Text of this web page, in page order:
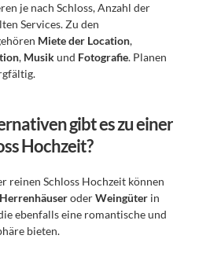
je nach Schloss, Anzahl der
Services. Zu den
Miete der Location
, Musik und Fotografie. Planen
gibt es zu einer
Hochzeit?
reinen Schloss Hochzeit können
Herrenhäuser oder Weingüter in
ebenfalls eine romantische und
bieten.